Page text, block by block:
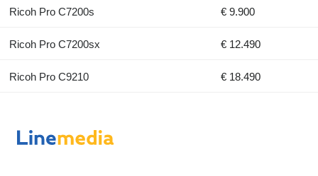
Ricoh Pro C7200s € 9.900
Ricoh Pro C7200sx € 12.490
Ricoh Pro C9210 € 18.490